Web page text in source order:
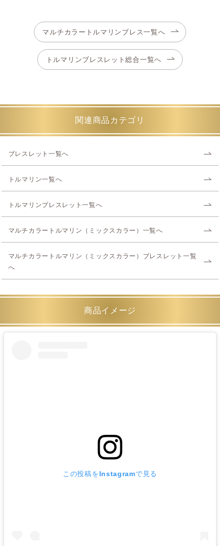
マルチカラートルマリンブレス一覧へ
トルマリンブレスレット総合一覧へ
関連商品カテゴリ
ブレスレット一覧へ
トルマリン一覧へ
トルマリンブレスレット一覧へ
マルチカラートルマリン（ミックスカラー）一覧へ
マルチカラートルマリン（ミックスカラー）ブレスレット一覧
へ
商品イメージ
この投稿をInstagramで見る